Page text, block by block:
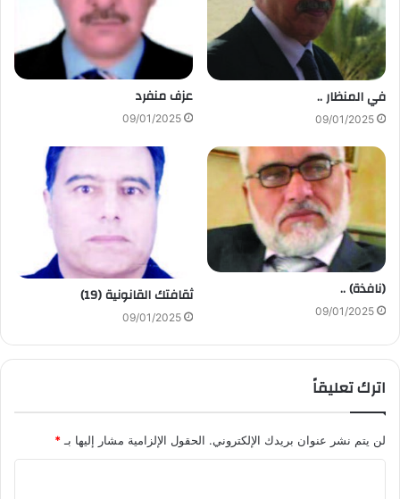
في المنظار ..
09/01/2025
عزف منفرد
09/01/2025
(نافذة) ..
09/01/2025
ثقافتك القانونية (19)
09/01/2025
اترك تعليقاً
لن يتم نشر عنوان بريدك الإلكتروني. الحقول الإلزامية مشار إليها بـ*